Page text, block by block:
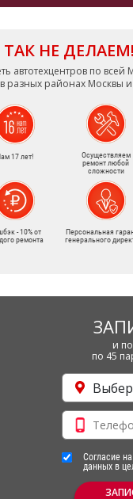
НЕ ДЕЛАЕМ!
автотехцентров по
в разных районах Москвы
17 лет!
Осуществляем
ремонт любой
сложности
- 10% от
ремонта
Персональная
генерального
и
по 45
Согласие
данных в